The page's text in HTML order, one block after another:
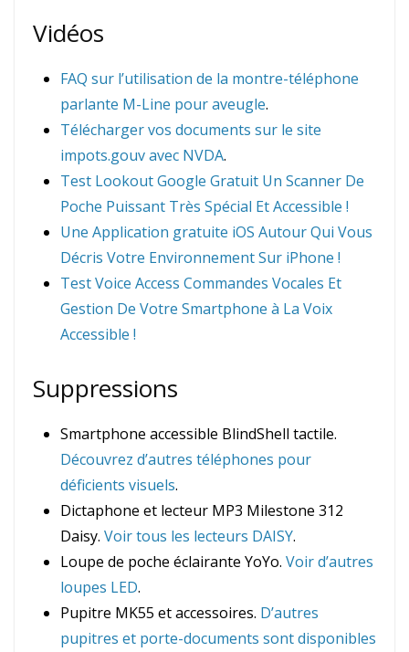
Vidéos
FAQ sur l’utilisation de la montre-téléphone
parlante M-Line pour aveugle.
Télécharger vos documents sur le site
impots.gouv avec NVDA.
Test Lookout Google Gratuit Un Scanner De
Poche Puissant Très Spécial Et Accessible !
Une Application gratuite iOS Autour Qui Vous
Décris Votre Environnement Sur iPhone !
Test Voice Access Commandes Vocales Et
Gestion De Votre Smartphone à La Voix
Accessible !
Suppressions
Smartphone accessible BlindShell tactile.
Découvrez d’autres téléphones pour
déficients visuels.
Dictaphone et lecteur MP3 Milestone 312
Daisy. Voir tous les lecteurs DAISY.
Loupe de poche éclairante YoYo. Voir d’autres
loupes LED.
Pupitre MK55 et accessoires. D’autres
pupitres et porte-documents sont disponibles